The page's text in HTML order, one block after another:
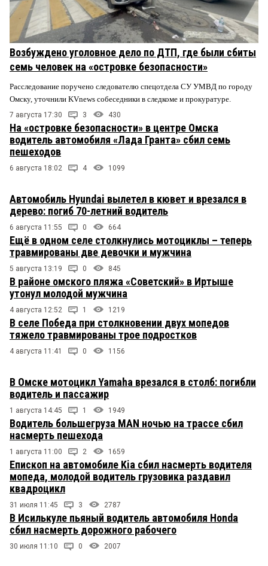
Возбуждено уголовное дело по ДТП, где были сбиты
семь человек на «островке безопасности»
Расследование поручено следователю спецотдела СУ УМВД по городу
Омску, уточнили KVnews собеседники в следкоме и прокуратуре.
7 августа 17:30 3 430
На «островке безопасности» в центре Омска
водитель автомобиля «Лада Гранта» сбил семь
пешеходов
6 августа 18:02 4 1099
Автомобиль Hyundai вылетел в кювет и врезался в
дерево: погиб 70-летний водитель
6 августа 11:55 0 664
Ещё в одном селе столкнулись мотоциклы – теперь
травмированы две девочки и мужчина
5 августа 13:19 0 845
В районе омского пляжа «Советский» в Иртыше
утонул молодой мужчина
4 августа 12:52 1 1219
В селе Победа при столкновении двух мопедов
тяжело травмированы трое подростков
4 августа 11:41 0 1156
В Омске мотоцикл Yamaha врезался в столб: погибли
водитель и пассажир
1 августа 14:45 1 1949
Водитель большегруза MAN ночью на трассе сбил
насмерть пешехода
1 августа 11:00 2 1659
Епископ на автомобиле Kia сбил насмерть водителя
мопеда, молодой водитель грузовика раздавил
квадроцикл
31 июля 11:45 3 2787
В Исилькуле пьяный водитель автомобиля Honda
сбил насмерть дорожного рабочего
30 июля 11:10 0 2007